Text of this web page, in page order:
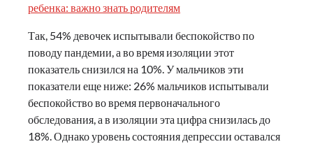
ребенка: важно знать родителям
Так, 54% девочек испытывали беспокойство по
поводу пандемии, а во время изоляции этот
показатель снизился на 10%. У мальчиков эти
показатели еще ниже: 26% мальчиков испытывали
беспокойство во время первоначального
обследования, а в изоляции эта цифра снизилась до
18%. Однако уровень состояния депрессии оставался